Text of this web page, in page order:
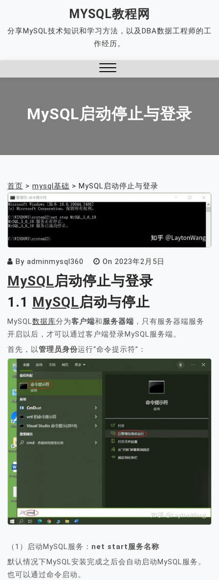
content
MYSQL教程网
分享MySQL技术知识和学习方法，以及DBA数据工程师的工
作经历。
MySQL启动停止与登录
首页 > mysql基础 > MySQL启动停止与登录
By adminmysql360 On 2023年2月5日
MySQL启动停止与登录
1.1 MySQL启动与停止
MySQL数据库分为客户端和服务器端 ，只有服务器端服务
开启以后，才可以通过客户端登录MySQL服务端。
首先，以管理员身份运行“命令提示符”：
（1）启动MySQL服务： net start服务名称
默认情况下MySQL安装完成之后会自动启动MySQL服务。
也可以通过命令启动。